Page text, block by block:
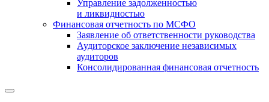
Управление задолженностью
и ликвидностью
Финансовая отчетность по МСФО
Заявление об ответственности руководства
Аудиторское заключение независимых
аудиторов
Консолидированная финансовая отчетность